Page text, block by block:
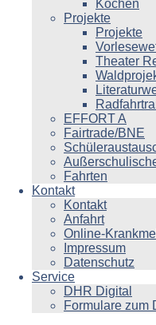
Kochen
Projekte
Projekte
Theater
EFFORT A
Fairtrade/BNE
Fahrten
Kontakt
Kontakt
Anfahrt
Online-
Impressum
Datenschutz
Service
DHR Digital
Formulare zum